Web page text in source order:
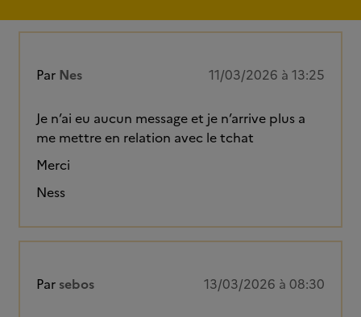
Par Nes 11/03/2026 à 13:25
Je n’ai eu aucun message et je n’arrive plus a
me mettre en relation avec le tchat
Merci
Ness
Par sebos 13/03/2026 à 08:30